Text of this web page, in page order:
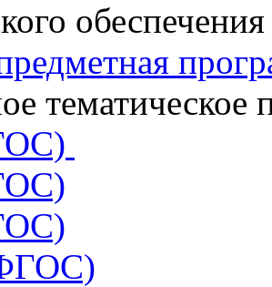
тематическое